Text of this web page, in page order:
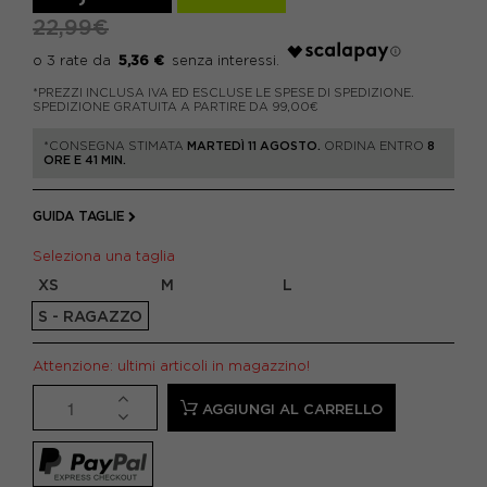
22,99€
5,36 €
*PREZZI INCLUSA IVA ED ESCLUSE LE SPESE DI SPEDIZIONE.
SPEDIZIONE GRATUITA A PARTIRE DA 99,00€
*CONSEGNA STIMATA MARTEDÌ 11 AGOSTO. ORDINA ENTRO 8
ORE E 41 MIN.
GUIDA TAGLIE
Seleziona una taglia
XS M
L
S - RAGAZZO
Attenzione: ultimi articoli in magazzino!
AGGIUNGI AL CARRELLO